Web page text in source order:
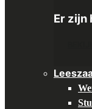
Er zijn